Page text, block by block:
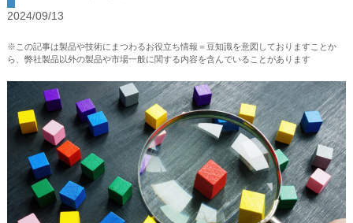
2024/09/13
※この記事は製品や技術にまつわるお役立ち情報＝豆知識を意図しておりますことか
ら、弊社製品以外の製品や市場一般に関する内容を含んでいることがあります